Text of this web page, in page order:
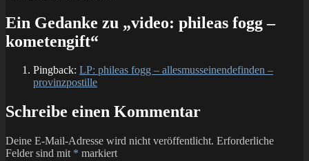
Ein Gedanke zu „video: phileas fogg –
kometengift“
Pingback: LP: phileas fogg – allesmusseinendefinden –
provinzpostille
Schreibe einen Kommentar
Deine E-Mail-Adresse wird nicht veröffentlicht. Erforderliche
Felder sind mit * markiert